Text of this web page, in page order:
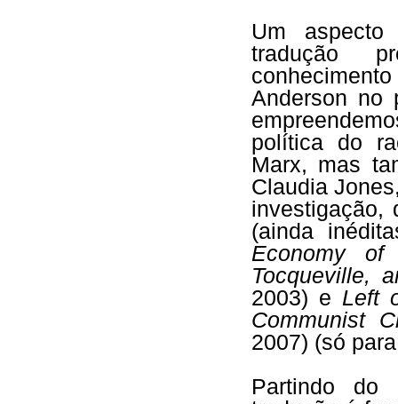
Um
tradução
Anderson no
política do
Marx, mas
Claudia
investigação,
(ainda
Economy
Tocqueville,
2003) e Left
Communist
2007) (só
Partindo do